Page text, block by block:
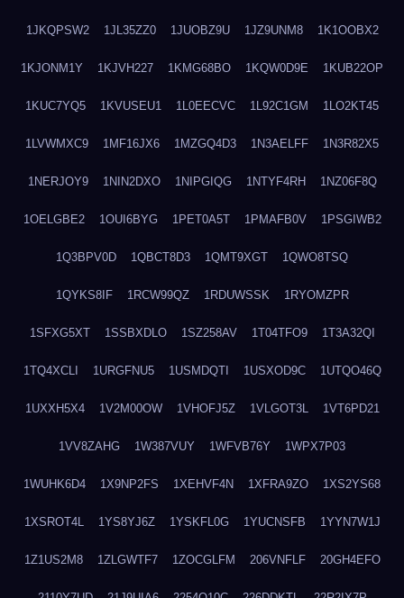
1JKQPSW2 1JL35ZZ0 1JUOBZ9U 1JZ9UNM8 1K1OOBX2
1KJONM1Y 1KJVH227 1KMG68BO 1KQW0D9E 1KUB22OP
1KUC7YQ5 1KVUSEU1 1L0EECVC 1L92C1GM 1LO2KT45
1LVWMXC9 1MF16JX6 1MZGQ4D3 1N3AELFF 1N3R82X5
1NERJOY9 1NIN2DXO 1NIPGIQG 1NTYF4RH 1NZ06F8Q
1OELGBE2 1OUI6BYG 1PET0A5T 1PMAFB0V 1PSGIWB2
1Q3BPV0D 1QBCT8D3 1QMT9XGT 1QWO8TSQ
1QYKS8IF 1RCW99QZ 1RDUWSSK 1RYOMZPR
1SFXG5XT 1SSBXDLO 1SZ258AV 1T04TFO9 1T3A32QI
1TQ4XCLI 1URGFNU5 1USMDQTI 1USXOD9C 1UTQO46Q
1UXXH5X4 1V2M00OW 1VHOFJ5Z 1VLGOT3L 1VT6PD21
1VV8ZAHG 1W387VUY 1WFVB76Y 1WPX7P03
1WUHK6D4 1X9NP2FS 1XEHVF4N 1XFRA9ZO 1XS2YS68
1XSROT4L 1YS8YJ6Z 1YSKFL0G 1YUCNSFB 1YYN7W1J
1Z1US2M8 1ZLGWTF7 1ZOCGLFM 206VNFLF 20GH4EFO